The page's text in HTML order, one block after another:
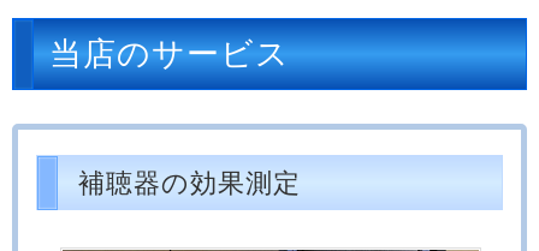
当店のサービス
補聴器の効果測定